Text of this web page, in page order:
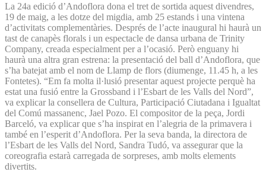
La 24a edició d’Andoflora dona el tret de sortida aquest divendres,
19 de maig, a les dotze del migdia, amb 25 estands i una vintena
d’activitats complementàries. Després de l’acte inaugural hi haurà un
tast de canapès florals i un espectacle de dansa urbana de Trinity
Company, creada especialment per a l’ocasió. Però enguany hi
haurà una altra gran estrena: la presentació del ball d’Andoflora, que
s’ha batejat amb el nom de Llamp de flors (diumenge, 11.45 h, a les
Fontetes). “Em fa molta il·lusió presentar aquest projecte perquè ha
estat una fusió entre la Grossband i l’Esbart de les Valls del Nord”,
va explicar la consellera de Cultura, Participació Ciutadana i Igualtat
del Comú massanenc, Jael Pozo. El compositor de la peça, Jordi
Barceló, va explicar que s’ha inspirat en l’alegria de la primavera i
també en l’esperit d’Andoflora. Per la seva banda, la directora de
l’Esbart de les Valls del Nord, Sandra Tudó, va assegurar que la
coreografia estarà carregada de sorpreses, amb molts elements
divertits.